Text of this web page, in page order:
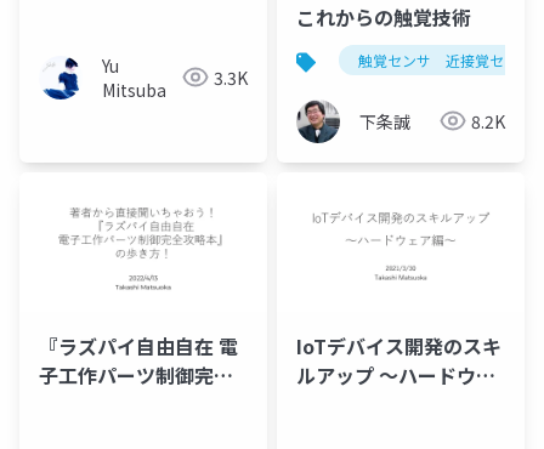
Yu
Mitsuba
3.3K
これからの触覚技術
触覚センサ 近接覚セン
下条誠 8.2K
『ラズパイ自由自在 電
子工作パーツ制御完全
IoTデバイス開発のスキ
ルアップ ～ハードウェ